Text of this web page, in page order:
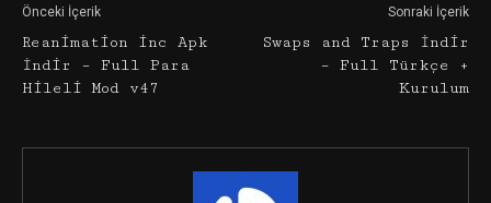
Önceki İçerik
Reanimation inc Apk
İndir – Full Para
Hileli Mod v47
Sonraki İçerik
Swaps and Traps İndir
– Full Türkçe +
Kurulum